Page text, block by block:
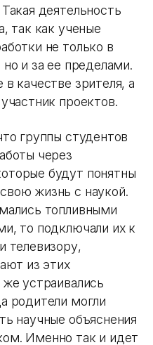
деятельность
так как ученые
не только в
и за ее пределами.
качестве зрителя, а
проектов.
группы студентов
через
будут понятны
жизнь с наукой.
топливными
то подключали их к
телевизору,
из этих
устраивались
родители могли
научные объяснения
Именно так и идет